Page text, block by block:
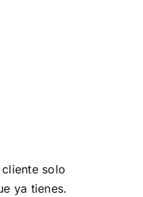
solo
ya tienes.